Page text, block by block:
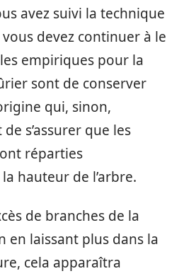
avez suivi la technique
vous devez continuer à le
empiriques pour la
sont de conserver
qui, sinon,
s’assurer que les
réparties
hauteur de l’arbre.
de branches de la
en laissant plus dans la
cela apparaîtra